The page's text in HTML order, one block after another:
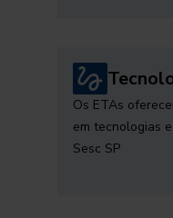
Os ETAs
em tecnologias
Sesc SP